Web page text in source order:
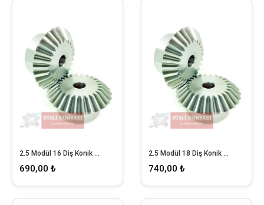
2.5 Modül 16 Diş Konik Dişli
690,00 ₺
2.5 Modül 18 Diş Konik Dişli
740,00 ₺